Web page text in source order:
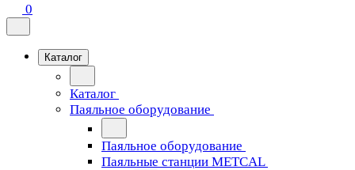
0
Каталог
Каталог
Паяльное оборудование
Паяльное оборудование
Паяльные станции METCAL